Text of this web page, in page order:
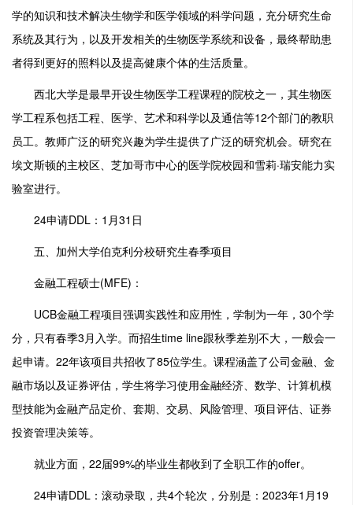
学的知识和技术解决生物学和医学领域的科学问题，充分研究生命
系统及其行为，以及开发相关的生物医学系统和设备，最终帮助患
者得到更好的照料以及提高健康个体的生活质量。
西北大学是最早开设生物医学工程课程的院校之一，其生物医
学工程系包括工程、医学、艺术和科学以及通信等12个部门的教职
员工。教师广泛的研究兴趣为学生提供了广泛的研究机会。研究在
埃文斯顿的主校区、芝加哥市中心的医学院校园和雪莉·瑞安能力实
验室进行。
24申请DDL：1月31日
五、加州大学伯克利分校研究生春季项目
金融工程硕士(MFE)：
UCB金融工程项目强调实践性和应用性，学制为一年，30个学
分，只有春季3月入学。而招生time line跟秋季差别不大，一般会一
起申请。22年该项目共招收了85位学生。课程涵盖了公司金融、金
融市场以及证券评估，学生将学习使用金融经济、数学、计算机模
型技能为金融产品定价、套期、交易、风险管理、项目评估、证券
投资管理决策等。
就业方面，22届99%的毕业生都收到了全职工作的offer。
24申请DDL：滚动录取，共4个轮次，分别是：2023年1月19